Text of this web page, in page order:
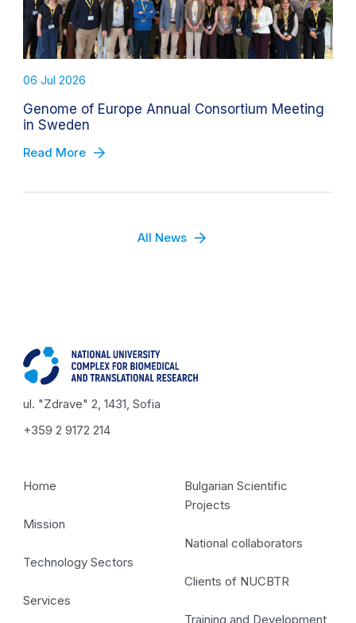
06 Jul 2026
Genome of Europe Annual Consortium Meeting
in Sweden
Read More
All News
ul. "Zdrave" 2, 1431, Sofia
+359 2 9172 214
Home
Mission
Technology Sectors
Services
Bulgarian Scientific
Projects
National collaborators
Clients of NUCBTR
Training and Development